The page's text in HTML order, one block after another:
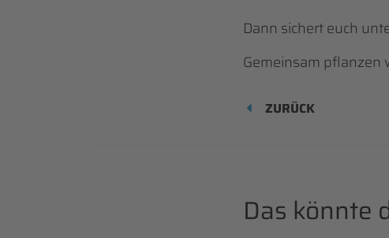
Dann sichert euch
Gemeinsam pflanzen
ZURÜCK
Das könnte